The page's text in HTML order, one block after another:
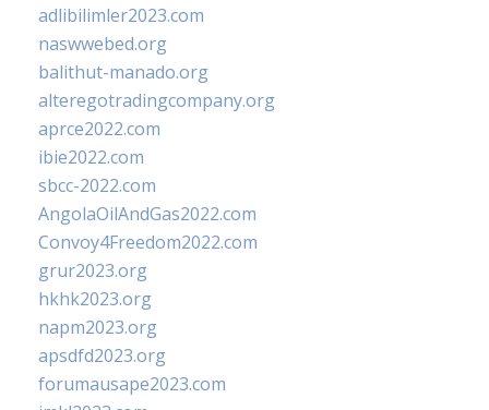
adlibilimler2023.com
naswwebed.org
balithut-manado.org
alteregotradingcompany.org
aprce2022.com
ibie2022.com
sbcc-2022.com
AngolaOilAndGas2022.com
Convoy4Freedom2022.com
grur2023.org
hkhk2023.org
napm2023.org
apsdfd2023.org
forumausape2023.com